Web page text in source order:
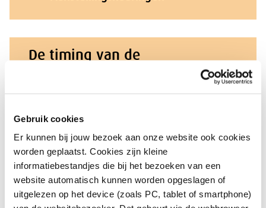
Gebruik cookies
Er kunnen bij jouw bezoek aan onze website ook cookies
worden geplaatst. Cookies zijn kleine
informatiebestandjes die bij het bezoeken van een
website automatisch kunnen worden opgeslagen of
uitgelezen op het device (zoals PC, tablet of smartphone)
De timing van de
aanstellingskeuring en het
arbeidsvoorwaardengesprek
Moet een aanstellingskeuring vóór of na een
arbeidsvoorwaardengesprek plaatsvinden?
Lees de notitie.
Download de publicatie (pdf)